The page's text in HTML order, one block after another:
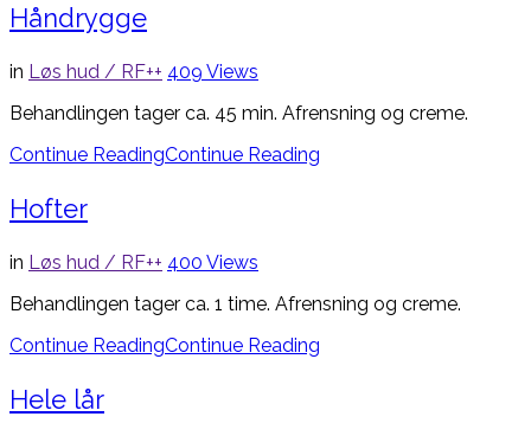
Håndrygge
in Løs hud / RF++ 409 Views
Behandlingen tager ca. 45 min. Afrensning og creme.
Continue ReadingContinue Reading
Hofter
in Løs hud / RF++ 400 Views
Behandlingen tager ca. 1 time. Afrensning og creme.
Continue ReadingContinue Reading
Hele lår